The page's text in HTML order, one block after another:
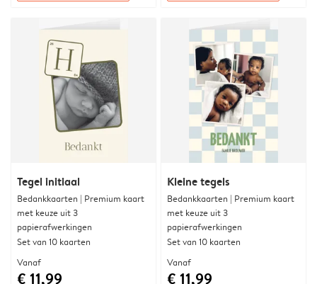
Tegel initiaal
Bedankkaarten | Premium kaart
met keuze uit 3
papierafwerkingen
Set van 10 kaarten
Vanaf
€ 11,99
Kleine tegels
Bedankkaarten | Premium kaart
met keuze uit 3
papierafwerkingen
Set van 10 kaarten
Vanaf
€ 11,99